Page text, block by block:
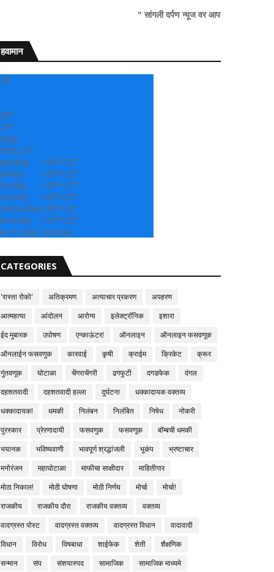
" सांगली दर्पण न्यूज वर आपल्या सर्वांचे सहर्ष स्वागत..!"
हवामान
28
29°
23°
07
+29°+22°
+29°+22°
+29°+21°
+29°+21°
+29°+22°
+29°+22°
7-Day Forecast
CATEGORIES
'रास्ता रोको' अतिक्रमण अत्याचार प्रकरण
अपहरण
आत्महत्या
आंदोलन आरोग्य इलेक्ट्रॉनिक
इशारा
ईद मुबारक
उपोषण एन्काऊंटर! ऑनलाइन
ऑनलाइन फसवणूक
ऑनलाईन फसवणुक
कारवाई कृषी क्राईम क्रिकेट
क्रूर
गुंतवणूक
घोटाळा चेंगराचेंगरी ढगफुटी दगडफेक
दंगल
दहशतवादी
दहशतवादी हल्ला दुर्घटना
धक्कादायक वक्तव्य
धक्कादायक!
धमकी निलंबन निलंबित निषेध
नोकरी
पुरस्कार
प्रेरणादायी फसवणुक फसवणूक
बॉम्बची धमकी
भयानक
भविष्यवाणी भावपूर्ण श्रद्धांजली भूकंप
भ्रष्टाचार
मनोरंजन
महाघोटाळा माफीचा साक्षीदार
माहितीगार
मोठा निकाल!
मोठी घोषणा मोठी निर्णय मोर्चा
मोर्चा!
राजकीय
राजकीय दौरा राजकीय वक्तव्य
वक्तव्य
वादग्रस्त पोस्ट
वादग्रस्त वक्तव्य वादग्रस्त विधान
वादावादी
विधान
विरोध विषबाधा शाईफेक शेती
शैक्षणिक
सन्मान
संप संशयास्पद सामाजिक
सामाजिक माध्यमे